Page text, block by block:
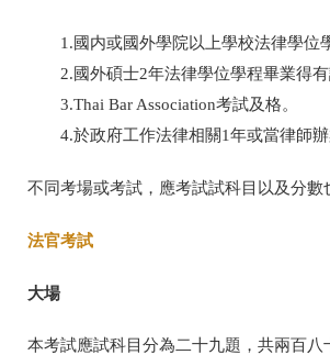
1.國内或國外學院以上學校法律學位
2.國外碩士2年法律學位學程畢業得有
3.Thai Bar Association考試及格。
4.於政府工作法律相關1年或當律師辦
不同考場或考試，應考試試科目以及分數
法官考試
大場
本考試應試科目分為二十九題，共兩百八